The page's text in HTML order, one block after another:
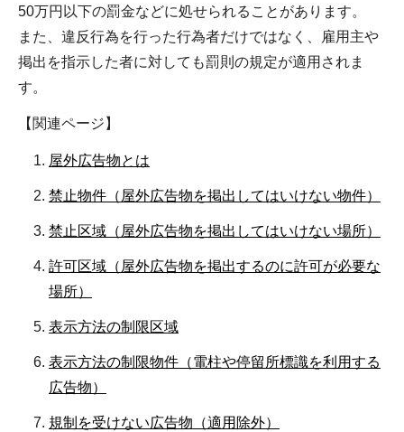
50万円以下の罰金などに処せられることがあります。
また、違反行為を行った行為者だけではなく、雇用主や
掲出を指示した者に対しても罰則の規定が適用されま
す。
【関連ページ】
屋外広告物とは
禁止物件（屋外広告物を掲出してはいけない物件）
禁止区域（屋外広告物を掲出してはいけない場所）
許可区域（屋外広告物を掲出するのに許可が必要な
場所）
表示方法の制限区域
表示方法の制限物件（電柱や停留所標識を利用する
広告物）
規制を受けない広告物（適用除外）